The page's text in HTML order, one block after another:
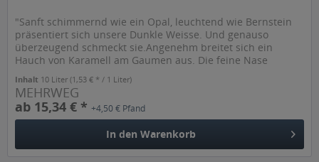
"Sanft schimmernd wie ein Opal, leuchtend wie Bernstein
präsentiert sich unsere Dunkle Weisse. Und genauso
überzeugend schmeckt sie.Angenehm breitet sich ein
Hauch von Karamell am Gaumen aus. Die feine Nase
Inhalt 10 Liter(1,53 € * / 1 Liter)
MEHRWEG
ab 15,34 € *+4,50 € Pfand
In den Warenkorb